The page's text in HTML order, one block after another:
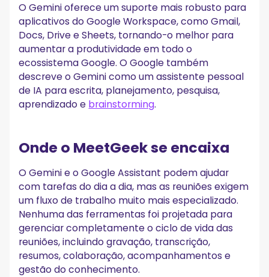
O Gemini oferece um suporte mais robusto para
aplicativos do Google Workspace, como Gmail,
Docs, Drive e Sheets, tornando-o melhor para
aumentar a produtividade em todo o
ecossistema Google. O Google também
descreve o Gemini como um assistente pessoal
de IA para escrita, planejamento, pesquisa,
aprendizado e brainstorming.
Onde o MeetGeek se encaixa
O Gemini e o Google Assistant podem ajudar
com tarefas do dia a dia, mas as reuniões exigem
um fluxo de trabalho muito mais especializado.
Nenhuma das ferramentas foi projetada para
gerenciar completamente o ciclo de vida das
reuniões, incluindo gravação, transcrição,
resumos, colaboração, acompanhamentos e
gestão do conhecimento.